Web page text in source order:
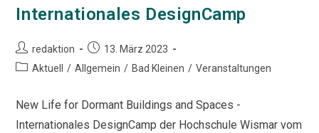
Internationales DesignCamp
Beitrags-
Autor:
redaktion
Beitrag
veröffentlicht:
13. März 2023
Beitrags-
Aktuell / Allgemein / Bad Kleinen / Veranstaltungen
New Life for Dormant Buildings and Spaces -
Internationales DesignCamp der Hochschule Wismar vom